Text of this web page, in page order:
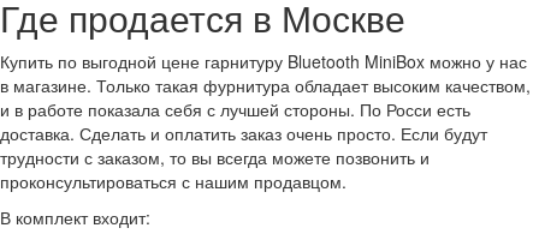
Где продается в Москве
Купить по выгодной цене гарнитуру Bluetooth MiniBox можно у нас
в магазине. Только такая фурнитура обладает высоким качеством,
и в работе показала себя с лучшей стороны. По Росси есть
доставка. Сделать и оплатить заказ очень просто. Если будут
трудности с заказом, то вы всегда можете позвонить и
проконсультироваться с нашим продавцом.
В комплект входит: